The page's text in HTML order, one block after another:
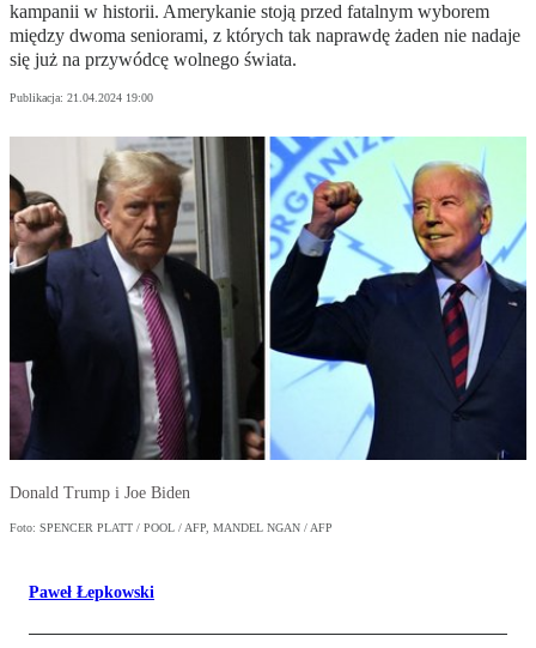
kampanii w historii. Amerykanie stoją przed fatalnym wyborem
między dwoma seniorami, z których tak naprawdę żaden nie nadaje
się już na przywódcę wolnego świata.
Publikacja: 21.04.2024 19:00
Donald Trump i Joe Biden
Foto: SPENCER PLATT / POOL / AFP, MANDEL NGAN / AFP
Paweł Łepkowski